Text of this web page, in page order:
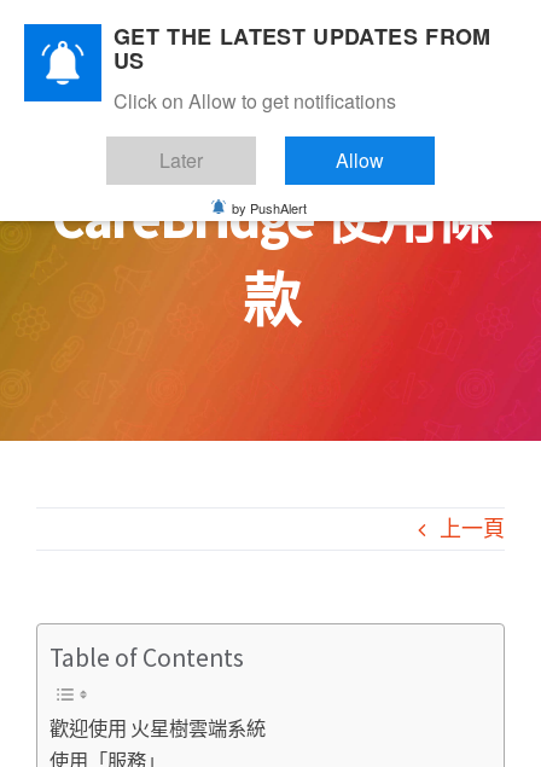
Skip
content
CareBridge 使用條
款
上一頁
Table of Contents
歡迎使用 火星樹雲端系統
使用「服務」
GET THE LATEST UPDATES FROM
US
Click on Allow to get notifications
Later Allow
by PushAlert